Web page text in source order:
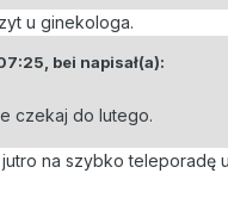
u ginekologa.
bei napisał(a):
czekaj do lutego.
na szybko teleporadę